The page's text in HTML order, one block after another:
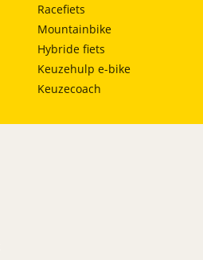
Racefiets
Mountainbike
Hybride fiets
Keuzehulp e-bike
Keuzecoach